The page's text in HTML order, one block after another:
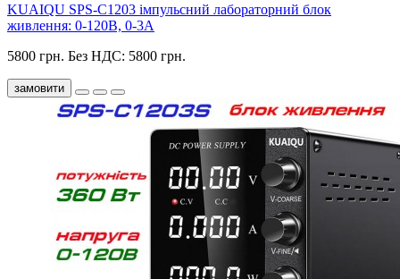
KUAIQU SPS-C1203 імпульсний лабораторний блок
живлення: 0-120В, 0-3А
5800 грн. Без НДС: 5800 грн.
замовити